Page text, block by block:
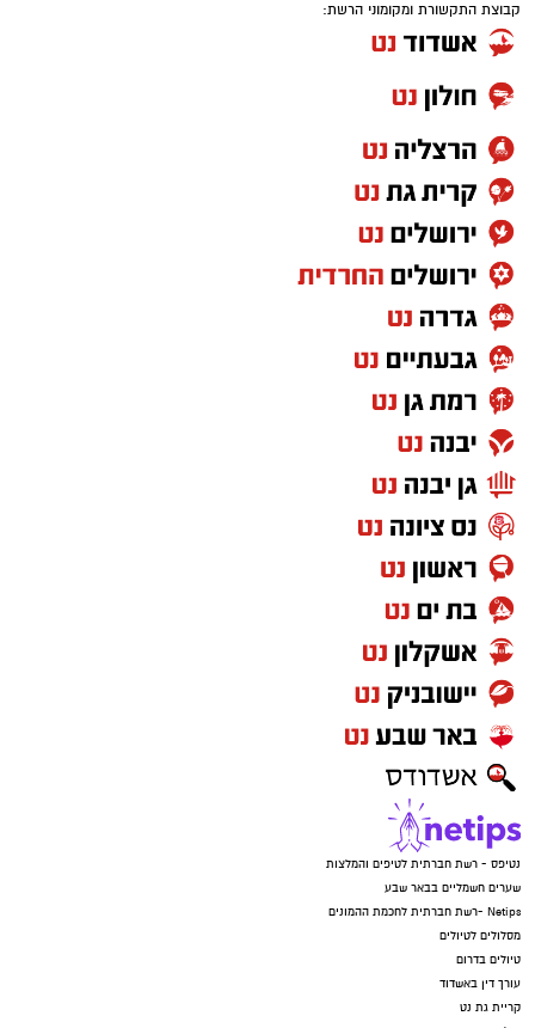
קבוצת התקשורת ומקומוני הרשת:
נטיפס - רשת חברתית לטיפים והמלצות
שערים חשמליים בבאר שבע
Netips -רשת חברתית לחכמת ההמונים
מסלולים לטיולים
טיולים בדרום
עורך דין באשדוד
קריית גת נט